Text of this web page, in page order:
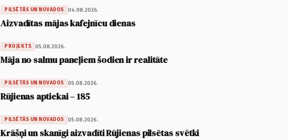
PILSĒTĀS UN NOVADOS 04.08.2026.
Aizvadītas mājas kafejnīcu dienas
PROJEKTS 05.08.2026.
Māja no salmu paneļiem šodien ir realitāte
PILSĒTĀS UN NOVADOS 05.08.2026.
Rūjienas aptiekai – 185
PILSĒTĀS UN NOVADOS 05.08.2026.
Krāšņi un skanīgi aizvadīti Rūjienas pilsētas svētki